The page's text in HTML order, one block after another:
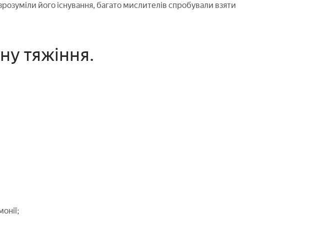
його існування, багато мислителів спробували взяти
тяжіння.